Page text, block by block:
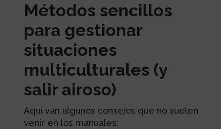
Métodos sencillos
para gestionar
situaciones
multiculturales (y
salir airoso)
Aquí van algunos consejos que no suelen
venir en los manuales: